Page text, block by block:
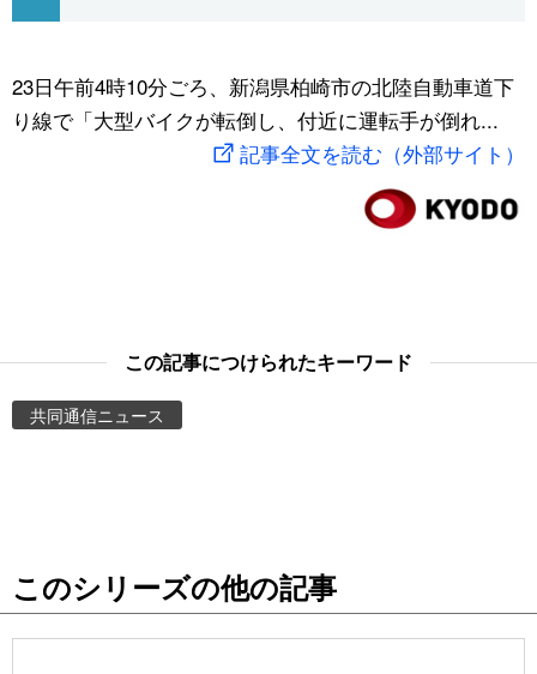
社会
スポーツ・東京2020
旅と暮らし
Images
科学・技術
暮らし
23日午前4時10分ごろ、新潟県柏崎市の北陸自動車道下
り線で「大型バイクが転倒し、付近に運転手が倒れ...
記事全文を読む（外部サイト）
この記事につけられたキーワード
共同通信ニュース
このシリーズの他の記事